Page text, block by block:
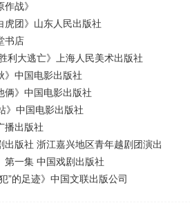
战》
虎团》山东人民出版社
书店
利大逃亡》上海人民美术出版社
》中国电影出版社
俩》中国电影出版社
》中国电影出版社
播出版社
出版社 浙江嘉兴地区青年越剧团演出
第一集 中国戏剧出版社
”的足迹》中国文联出版公司